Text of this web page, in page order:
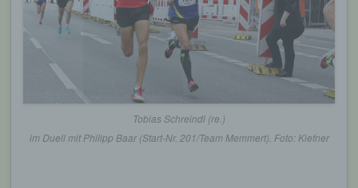
Tobias Schreindl (re.)
im Duell mit Philipp Baar (Start-Nr. 201/Team Memmert). Foto: Kiefner